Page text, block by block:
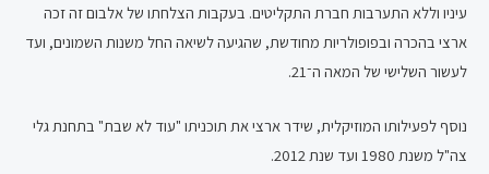
עיניו וללא התערבות חברת התקליטים. בעקבות הצלחתו של אלבום זה זכה
ארצי בהכרה ובפופולריות מחודשת, שהגיעה לשיאה החל משנות השמונים, ועד
לעשור השלישי של המאה ה־21.
נוסף לפעילותו המוזיקלית, שידר ארצי את תוכניתו "עוד לא שבת" בתחנת גלי
צה"ל משנת 1980 ועד שנת 2012.